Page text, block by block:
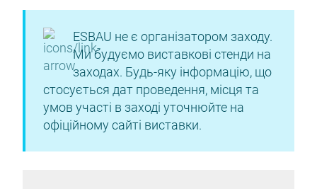
ESBAU не є організатором заходу.
Ми будуємо виставкові стенди на
заходах. Будь-яку інформацію, що
стосується дат проведення, місця та
умов участі в заході уточнюйте на
офіційному сайті виставки.